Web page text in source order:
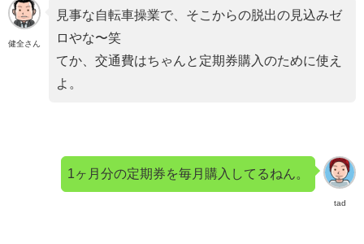
健全さん
見事な自転車操業で、そこからの脱出の見込みゼ
ロやな〜笑
てか、交通費はちゃんと定期券購入のために使え
よ。
tad
1ヶ月分の定期券を毎月購入してるねん。